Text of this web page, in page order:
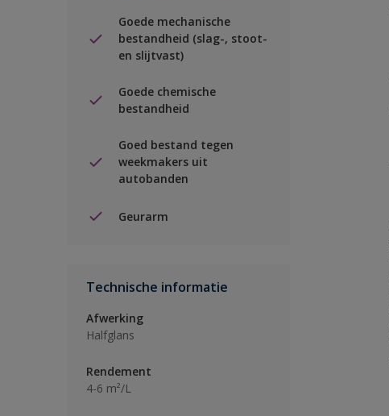
Goede mechanische
bestandheid (slag-, stoot-
en slijtvast)
Goede chemische
bestandheid
Goed bestand tegen
weekmakers uit
autobanden
Geurarm
Technische informatie
Afwerking
Halfglans
Rendement
4-6 m²/L